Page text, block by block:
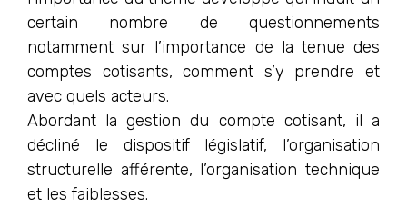
certain nombre de questionnements
notamment sur l’importance de la tenue des
comptes cotisants, comment s’y prendre et
avec quels acteurs.
Abordant la gestion du compte cotisant, il a
décliné le dispositif législatif, l’organisation
structurelle afférente, l’organisation technique
et les faiblesses.